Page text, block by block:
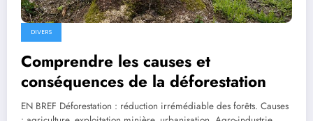
DIVERS
Comprendre les causes et
conséquences de la déforestation
EN BREF Déforestation : réduction irrémédiable des forêts. Causes